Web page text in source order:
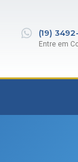
(19)
Entre em